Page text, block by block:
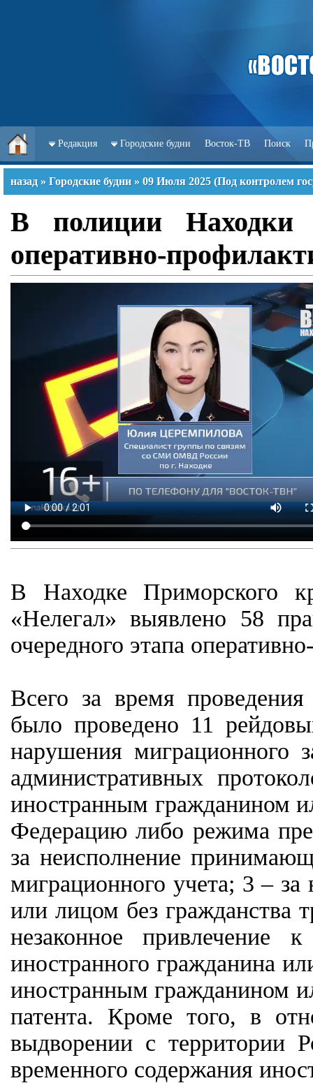
Редакция Городские будни Восток-ТВ Поиск
назад » Городские будни » 09 Июля 2025 (Под контролем
В полиции Находки
оперативно-
В Находке Приморского
«Нелегал» выявлено 58
очередного этапа
Всего за время
было проведено 11
нарушения миграционного
административных
иностранным гражданином
Федерацию либо режима
за неисполнение
миграционного учета; 3 –
или лицом без гражданства
незаконное привлечение
иностранного гражданина
иностранным гражданином
патента. Кроме того, в
выдворении с территории
временного содержания